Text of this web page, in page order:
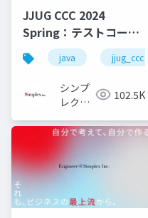
JJUG CCC 2024
Spring：テストコード
が根付くチームを立ち
上げるために考えたい
java jjug_ccc
シンプ
レクス
社
102.5K